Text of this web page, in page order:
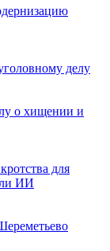
делу
о хищении и
для
ИИ